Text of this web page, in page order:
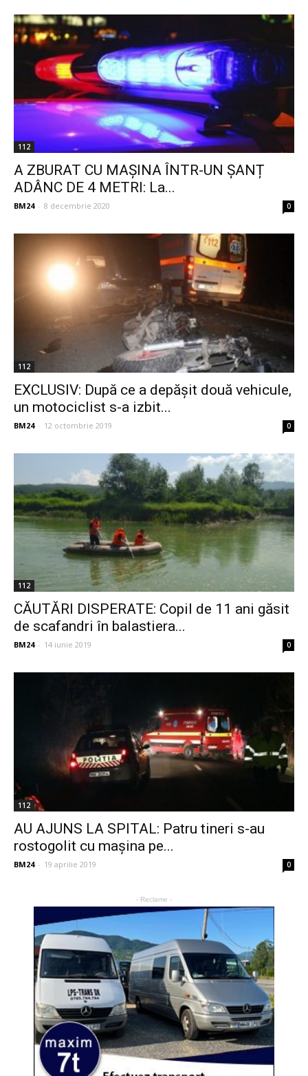
112
A ZBURAT CU MAȘINA ÎNTR-UN ȘANȚ
ADÂNC DE 4 METRI: La...
BM24 - 8 decembrie 2020 0
112
EXCLUSIV: După ce a depășit două vehicule,
un motociclist s-a izbit...
BM24 - 12 octombrie 2019 0
112
CĂUTĂRI DISPERATE: Copil de 11 ani găsit
de scafandri în balastiera...
BM24 - 14 iunie 2019 0
112
AU AJUNS LA SPITAL: Patru tineri s-au
rostogolit cu mașina pe...
BM24 - 19 aprilie 2019 0
- Reclame -